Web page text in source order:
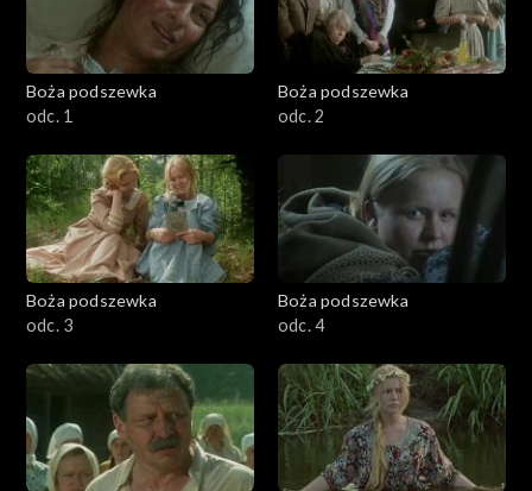
Boża podszewka
odc. 1
Boża podszewka
odc. 2
Boża podszewka
odc. 3
Boża podszewka
odc. 4